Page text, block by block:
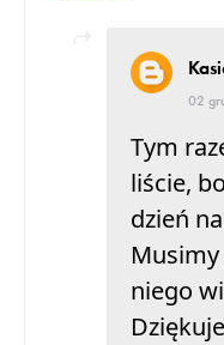
02
Tym
liście,
dzień
niego